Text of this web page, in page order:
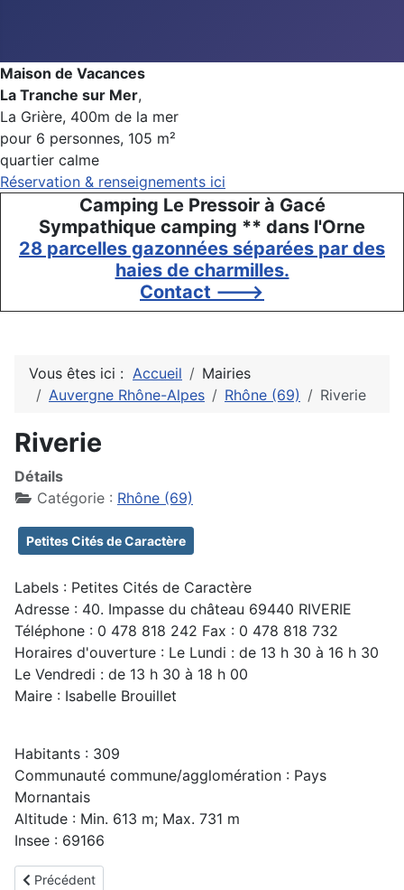
Maison de Vacances
La Tranche sur Mer,
La Grière, 400m de la mer
pour 6 personnes, 105 m²
quartier calme
Réservation & renseignements ici
Camping Le Pressoir à Gacé
Sympathique camping ** dans l'Orne
28 parcelles gazonnées séparées par des
haies de charmilles.
Contact --->
Vous êtes ici : Accueil
Mairies
Auvergne Rhône-Alpes
Rhône (69) Riverie
Riverie
Détails
Catégorie : Rhône (69)
Petites Cités de Caractère
Labels : Petites Cités de Caractère
Adresse : 40. Impasse du château 69440 RIVERIE
Téléphone : 0 478 818 242 Fax : 0 478 818 732
Horaires d'ouverture : Le Lundi : de 13 h 30 à 16 h 30
Le Vendredi : de 13 h 30 à 18 h 00
Maire : Isabelle Brouillet
Habitants : 309
Communauté commune/agglomération : Pays
Mornantais
Altitude : Min. 613 m; Max. 731 m
Insee : 69166
Article précédent : Val d'Oingt
Précédent